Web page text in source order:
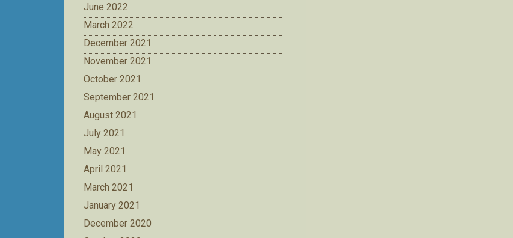
June 2022
March 2022
December 2021
November 2021
October 2021
September 2021
August 2021
July 2021
May 2021
April 2021
March 2021
January 2021
December 2020